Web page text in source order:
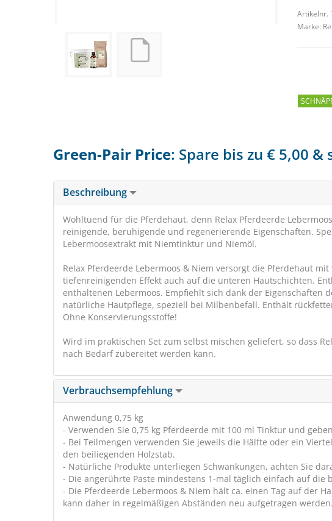
Artikelnr.
Marke:
Green-Pair Price: Spare bis zu € 5,00
Beschreibung
Wohltuend für die Pferdehaut, denn Relax Pferdeerde
reinigende, beruhigende und regenerierende Eigenschaften.
Lebermoosextrakt mit Niemtinktur und Niemöl.
Relax Pferdeerde Lebermoos & Niem versorgt die Pferdehaut
tiefenreinigenden Effekt auch auf die unteren Hautschichten.
enthaltenen Lebermoos. Empfiehlt sich dank der
natürliche Hautpflege, speziell bei Milbenbefall. Enthält
Ohne Konservierungsstoffe!
Wird im praktischen Set zum selbst mischen geliefert, so dass
nach Bedarf zubereitet werden kann.
Verbrauchsempfehlung
Anwendung 0,75 kg
- Verwenden Sie 0,75 kg Pferdeerde mit 100 ml Tinktur und
- Bei Teilmengen verwenden Sie jeweils die Hälfte oder ein
den beiliegenden Holzstab.
- Natürliche Produkte unterliegen Schwankungen, achten Sie
- Die angerührte Paste mindestens 1-mal täglich einfach auf
- Die Pferdeerde Lebermoos & Niem hält ca. einen Tag auf der
kann daher in regelmäßigen Abständen neu aufgetragen werden.